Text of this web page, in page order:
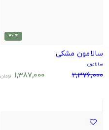
% 42
سالامون مشکی
سالامون
2,376,000
1,387,000 تومان